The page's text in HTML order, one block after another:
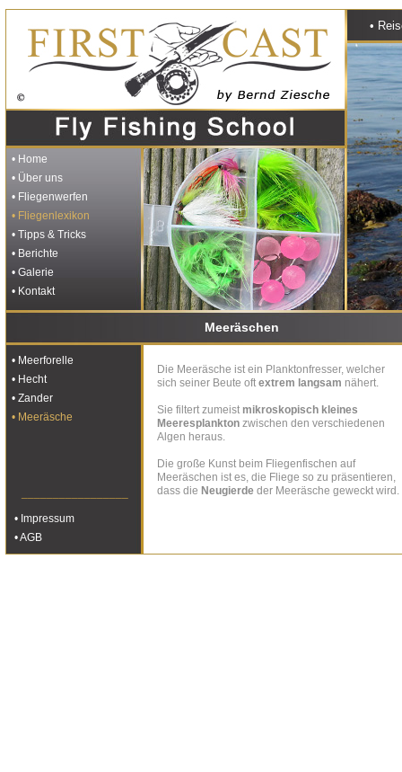
• Home
• Über uns
• Fliegenwerfen
• Fliegenlexikon
• Tipps & Tricks
• Berichte
• Galerie
• Kontakt
•
Meeräschen
• Meerforelle
• Hecht
• Zander
• Meeräsche
• Impressum
• AGB
Die Meeräsche ist ein Planktonfresser, welcher
sich seiner Beute oft extrem langsam nähert.
Sie filtert zumeist mikroskopisch kleines
Meeresplankton zwischen den verschiedenen
Algen heraus.
Die große Kunst beim Fliegenfischen auf
Meeräschen ist es, die Fliege so zu präsentieren,
dass die Neugierde der Meeräsche geweckt wird.